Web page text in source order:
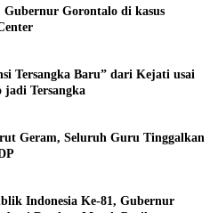
Gorontalo di kasus
Tersangka Baru” dari Kejati usai
Tersangka
Geram, Seluruh Guru Tinggalkan
Indonesia Ke-81, Gubernur